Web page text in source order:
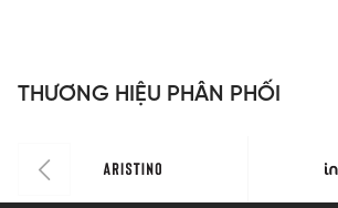
IPS123MAH
THƯƠNG HIỆU PHÂN PHỐI